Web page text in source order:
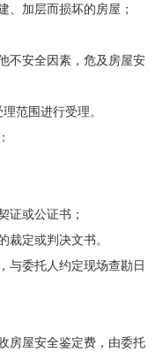
、加层而损坏的房屋；
不安全因素，危及房屋安
范围进行受理。
证或公证书；
裁定或判决文书。
与委托人约定现场查勘日
房屋安全鉴定费，由委托